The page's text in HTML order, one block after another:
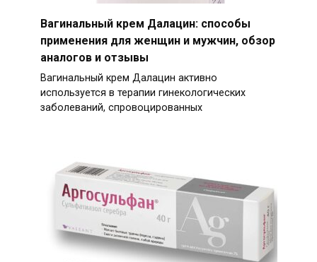
Вагинальный крем Далацин: способы
применения для женщин и мужчин, обзор
аналогов и отзывы
Вагинальный крем Далацин активно
используется в терапии гинекологических
заболеваний, спровоцированных